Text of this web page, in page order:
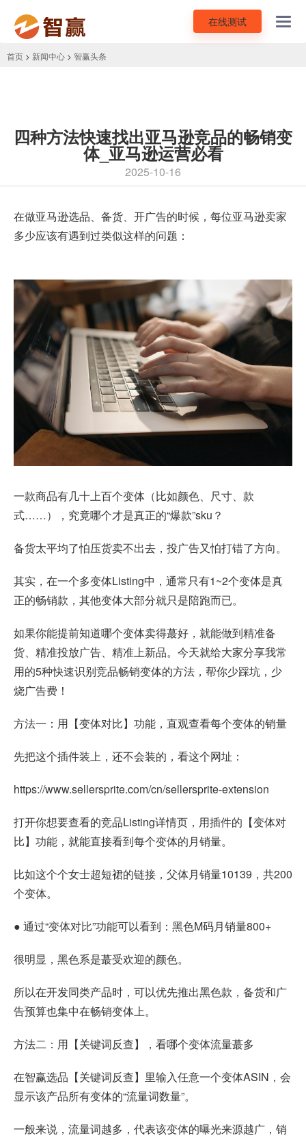
在线测试
首页 > 新闻中心 > 智赢头条
四种方法快速找出亚马逊竞品的畅销变
体_亚马逊运营必看
2025-10-16
在做亚马逊选品、备货、开广告的时候，每位亚马逊卖家
多少应该有遇到过类似这样的问题：
一款商品有几十上百个变体（比如颜色、尺寸、款
式……），究竟哪个才是真正的“爆款”sku？
备货太平均了怕压货卖不出去，投广告又怕打错了方向。
其实，在一个多变体Listing中，通常只有1~2个变体是真
正的畅销款，其他变体大部分就只是陪跑而已。
如果你能提前知道哪个变体卖得蕞好，就能做到精准备
货、精准投放广告、精准上新品。今天就给大家分享我常
用的5种快速识别竞品畅销变体的方法，帮你少踩坑，少
烧广告费！
方法一：用【变体对比】功能，直观查看每个变体的销量
先把这个插件装上，还不会装的，看这个网址：
https://www.sellersprite.com/cn/sellersprite-extension
打开你想要查看的竞品Listing详情页，用插件的【变体对
比】功能，就能直接看到每个变体的月销量。
比如这个个女士超短裙的链接，父体月销量10139，共200
个变体。
● 通过“变体对比”功能可以看到：黑色M码月销量800+
很明显，黑色系是蕞受欢迎的颜色。
所以在开发同类产品时，可以优先推出黑色款，备货和广
告预算也集中在畅销变体上。
方法二：用【关键词反查】，看哪个变体流量蕞多
在智赢选品【关键词反查】里输入任意一个变体ASIN，会
显示该产品所有变体的“流量词数量”。
一般来说，流量词越多，代表该变体的曝光来源越广，销